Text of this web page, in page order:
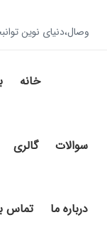
وصال،دنیای نوین
خانه
سوالات گالری
درباره ما تماس